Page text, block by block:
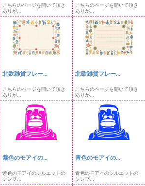
こちらのページを開いて頂き
ありが...
こちらのページを開いて頂き
ありが...
北欧雑貨フレー...
こちらのページを開いて頂き
ありが...
北欧雑貨フレー...
こちらのページを開いて頂き
ありが...
紫色のモアイの...
紫色のモアイのシルエットの
シンプ...
青色のモアイの...
青色のモアイのシルエットの
シンプ...